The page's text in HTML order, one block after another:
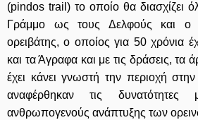
(pindos trail) το οποίο θα διασχίζει
Γράμμο ως τους Δελφούς και ο
ορειβάτης, ο οποίος για 50 χρόνια
και τα Άγραφα και με τις δράσεις, τα
έχει κάνει γνωστή την περιοχή
αναφέρθηκαν τις
ανθρωπογενούς ανάπτυξης των